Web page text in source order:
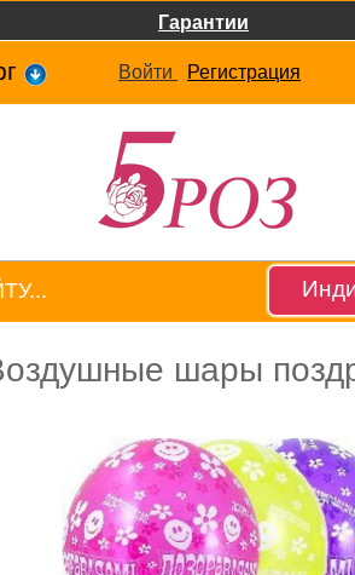
Гарантии
Войти Регистрация
шары